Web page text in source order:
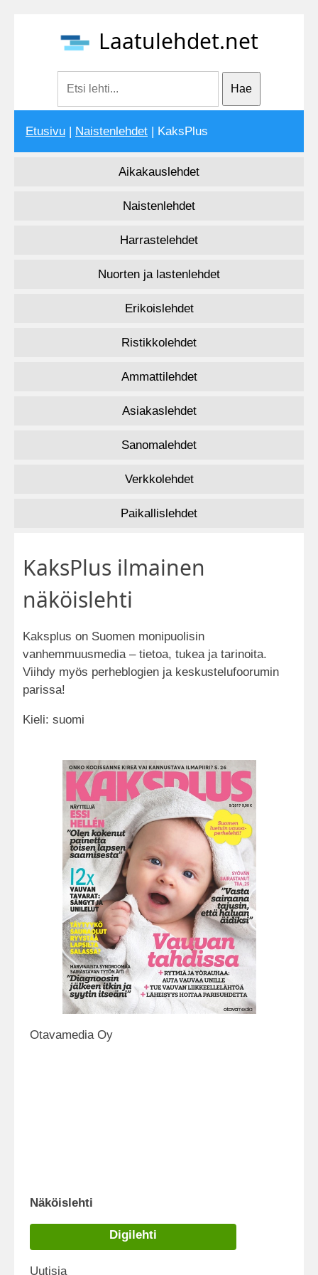
Laatulehdet.net
Etusivu Naistenlehdet | KaksPlus
Aikakauslehdet
Naistenlehdet
Harrastelehdet
Nuorten ja lastenlehdet
Erikoislehdet
Ristikkolehdet
Ammattilehdet
Asiakaslehdet
Sanomalehdet
Verkkolehdet
Paikallislehdet
KaksPlus ilmainen
näköislehti
Kaksplus on Suomen monipuolisin
vanhemmuusmedia – tietoa, tukea ja tarinoita.
Viihdy myös perheblogien ja keskustelufoorumin
parissa!
Kieli: suomi
Otavamedia Oy
Näköislehti
Digilehti
Uutisia